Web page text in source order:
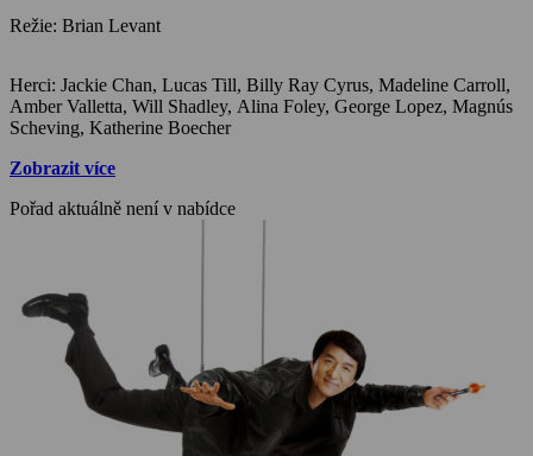
život, ale teď nastává opravdový blázinec…
Režie: Brian Levant
Herci: Jackie Chan, Lucas Till, Billy Ray Cyrus, Madeline Carroll,
Amber Valletta, Will Shadley, Alina Foley, George Lopez, Magnús
Scheving, Katherine Boecher
Zobrazit více
Pořad aktuálně není v nabídce